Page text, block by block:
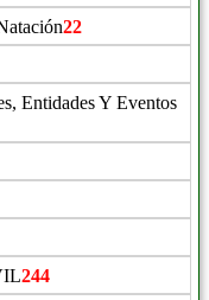
22
Entidades Y Eventos
244